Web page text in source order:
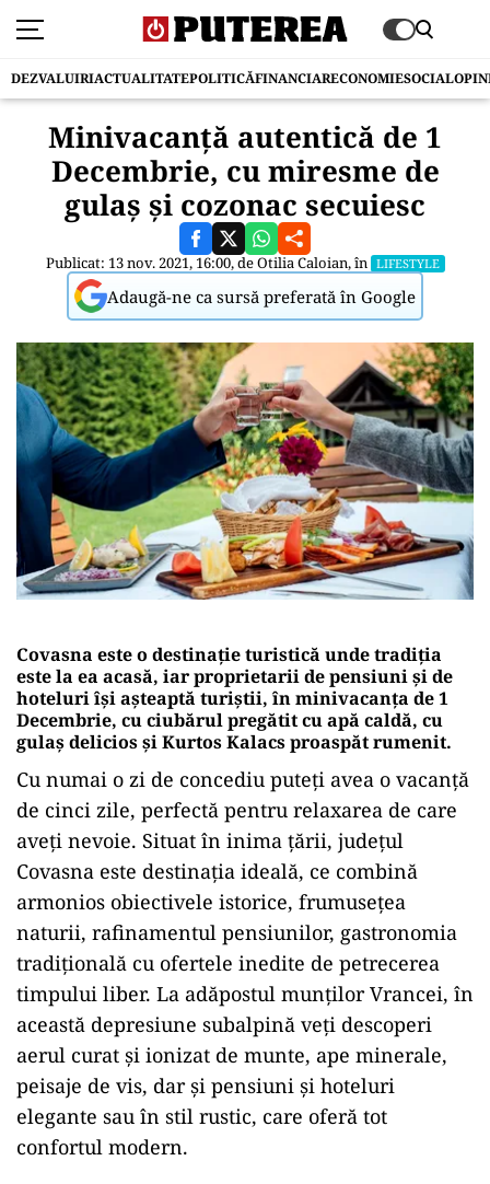
DEZVALUIRIACTUALITATEPOLITICĂFINANCIARECONOMIESOCIAL
Minivacanță autentică de 1
Decembrie, cu miresme de
gulaș și cozonac secuiesc
Publicat: 13 nov. 2021, 16:00, deOtilia Caloian, în LIFESTYLE
Adaugă-ne ca sursă preferată în Google
Covasna este o destinație turistică unde tradiția
este la ea acasă, iar proprietarii de pensiuni și de
hoteluri își așteaptă turiștii, în minivacanța de 1
Decembrie, cu ciubărul pregătit cu apă caldă, cu
gulaș delicios și Kurtos Kalacs proaspăt rumenit.
Cu numai o zi de concediu puteți avea o vacanță
de cinci zile, perfectă pentru relaxarea de care
aveți nevoie. Situat în inima țării, județul
Covasna este destinația ideală, ce combină
armonios obiectivele istorice, frumusețea
naturii, rafinamentul pensiunilor, gastronomia
tradițională cu ofertele inedite de petrecerea
timpului liber. La adăpostul munților Vrancei, în
această depresiune subalpină veți descoperi
aerul curat și ionizat de munte, ape minerale,
peisaje de vis, dar și pensiuni și hoteluri
elegante sau în stil rustic, care oferă tot
confortul modern.